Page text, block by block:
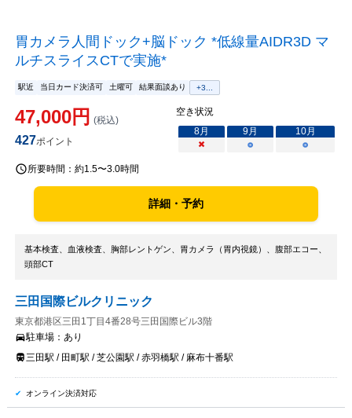
胃カメラ人間ドック+脳ドック *低線量AIDR3D マ
ルチスライスCTで実施*
駅近 当日カード決済可 土曜可 結果面談あり +3...
47,000円 (税込)
427ポイント
空き状況
8月 9月 10月
×
○ ○
所要時間： 約1.5〜3.0時間
詳細・予約
基本検査、血液検査、胸部レントゲン、胃カメラ（胃内視鏡）、腹部エコー、
頭部CT
三田国際ビルクリニック
東京都港区三田1丁目4番28号三田国際ビル3階
駐車場： あり
三田駅 / 田町駅 / 芝公園駅 / 赤羽橋駅 / 麻布十番駅
オンライン決済対応